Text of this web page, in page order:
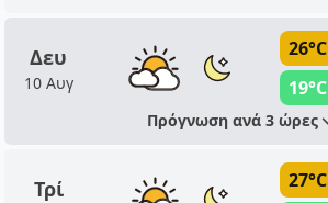
Δευ
10 Αυγ
26°C
19°C
Πρόγνωση ανά 3 ώρες
Τρί
27°C